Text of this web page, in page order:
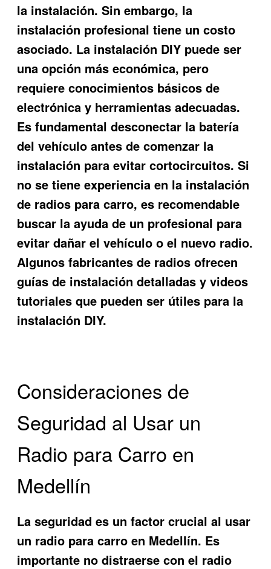
la instalación. Sin embargo, la
instalación profesional tiene un costo
asociado. La instalación DIY puede ser
una opción más económica, pero
requiere conocimientos básicos de
electrónica y herramientas adecuadas.
Es fundamental desconectar la batería
del vehículo antes de comenzar la
instalación para evitar cortocircuitos. Si
no se tiene experiencia en la instalación
de radios para carro, es recomendable
buscar la ayuda de un profesional para
evitar dañar el vehículo o el nuevo radio.
Algunos fabricantes de radios ofrecen
guías de instalación detalladas y videos
tutoriales que pueden ser útiles para la
instalación DIY.
Consideraciones de
Seguridad al Usar un
Radio para Carro en
Medellín
La seguridad es un factor crucial al usar
un radio para carro en Medellín. Es
importante no distraerse con el radio